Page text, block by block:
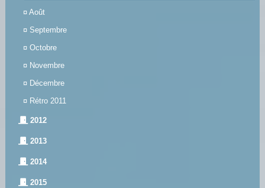
¤ Août
¤ Septembre
¤ Octobre
¤ Novembre
¤ Décembre
¤ Rétro 2011
2012
2013
2014
2015